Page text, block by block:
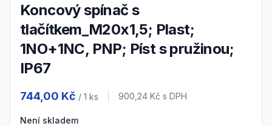
Koncový spínač s
tlačítkem_M20x1,5; Plast;
1NO+1NC, PNP; Píst s pružinou;
IP67
744,00 Kč / 1 ks Cena s DPH
900,24 Kč s DPH
Není skladem